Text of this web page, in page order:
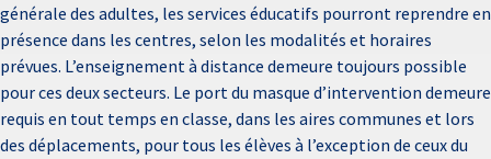
générale des adultes, les services éducatifs pourront reprendre en
présence dans les centres, selon les modalités et horaires
prévues. L’enseignement à distance demeure toujours possible
pour ces deux secteurs. Le port du masque d’intervention demeure
requis en tout temps en classe, dans les aires communes et lors
des déplacements, pour tous les élèves à l’exception de ceux du